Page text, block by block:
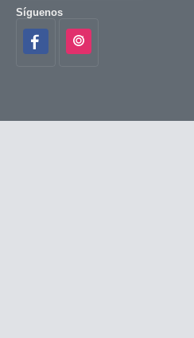
Síguenos